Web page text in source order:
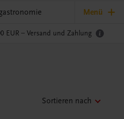
Menü
EUR – Versand und Zahlung
Sortieren nach